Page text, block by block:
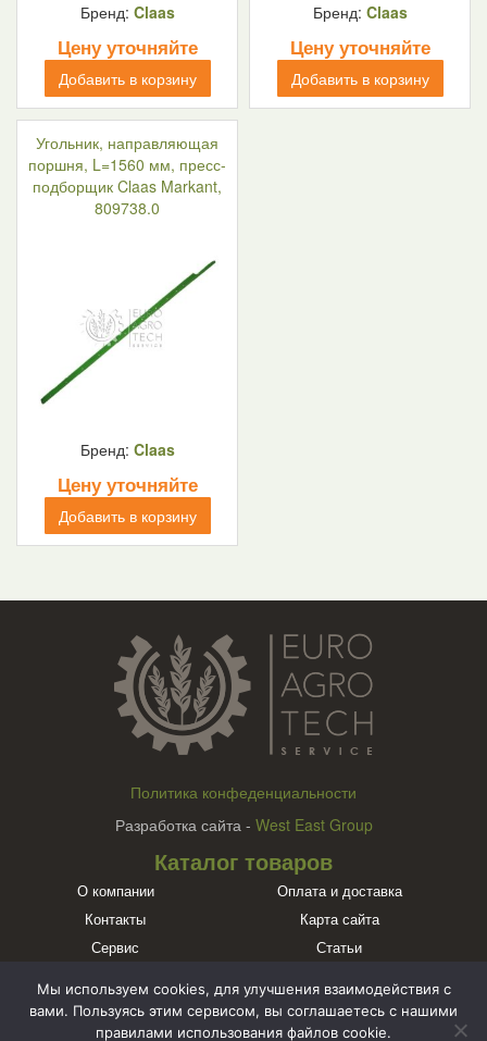
Бренд: Claas
Цену уточняйте
Добавить в корзину
Бренд: Claas
Цену уточняйте
Добавить в корзину
Угольник, направляющая
поршня, L=1560 мм, пресс-
подборщик Claas Markant,
809738.0
Бренд: Claas
Цену уточняйте
Добавить в корзину
Политика конфеденциальности
Разработка сайта - West East Group
Каталог товаров
О компании
Оплата и доставка
Контакты
Карта сайта
Сервис
Статьи
Познакомьтесь с нами в социальных сетях
Мы используем cookies, для улучшения взаимодействия с
вами. Пользуясь этим сервисом, вы соглашаетесь с нашими
правилами использования файлов cookie.